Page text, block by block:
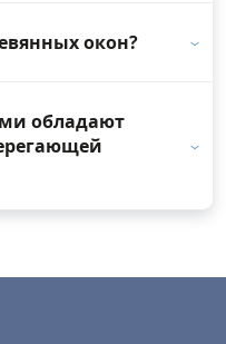
окон?
обладают